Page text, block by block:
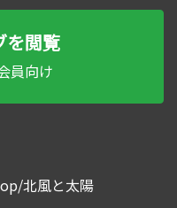
を閲覧
員向け
北風と太陽